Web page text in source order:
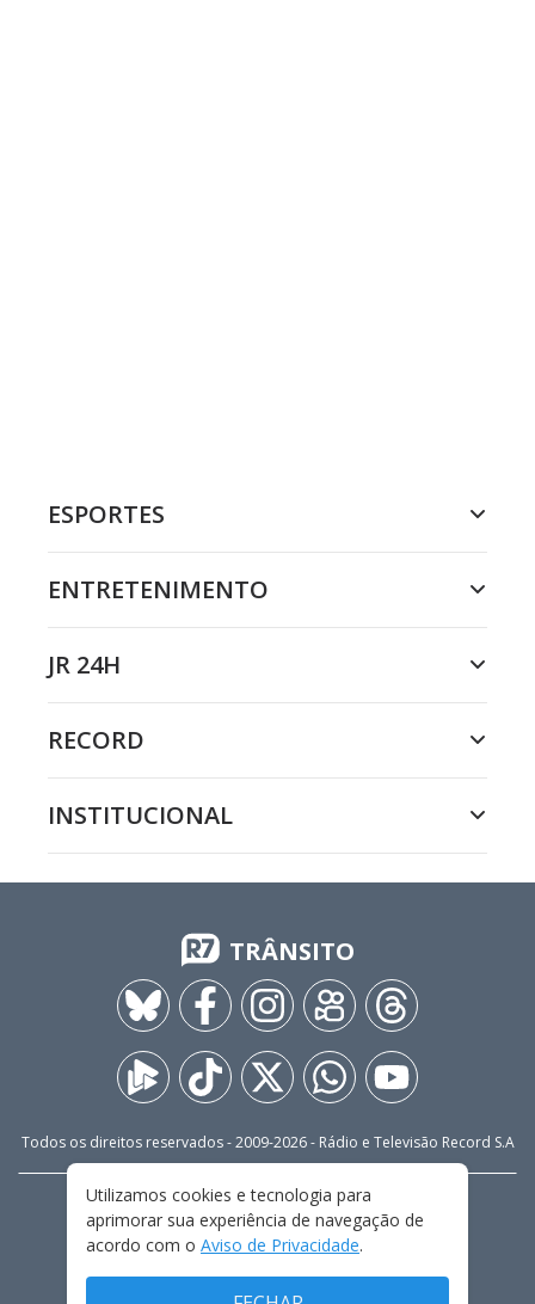
ESPORTES
ENTRETENIMENTO
JR 24H
RECORD
INSTITUCIONAL
TRÂNSITO
Todos os direitos reservados - 2009-2026- Rádio e Televisão Record S.A
FALE CONOSCO
PRIVACIDADE
TERMOS E CONDIÇÕES DE USO
Utilizamos cookies e tecnologia para
aprimorar sua experiência de navegação de
acordo com o Aviso de Privacidade.